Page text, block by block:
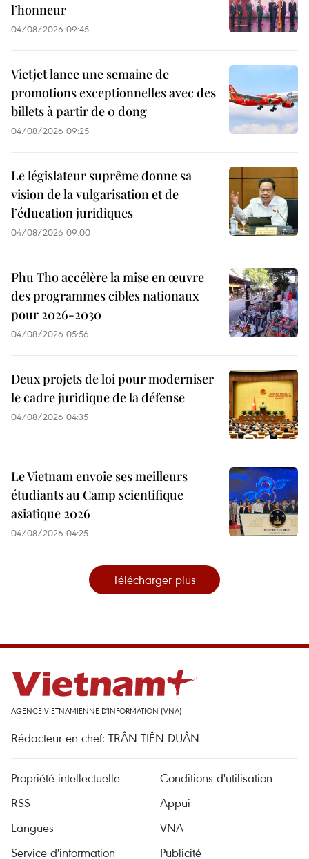
l’honneur
04/08/2026 09:45
Vietjet lance une semaine de
promotions exceptionnelles avec des
billets à partir de 0 dong
04/08/2026 09:25
Le législateur suprême donne sa
vision de la vulgarisation et de
l’éducation juridiques
04/08/2026 09:00
Phu Tho accélère la mise en œuvre
des programmes cibles nationaux
pour 2026-2030
04/08/2026 05:56
Deux projets de loi pour moderniser
le cadre juridique de la défense
04/08/2026 04:35
Le Vietnam envoie ses meilleurs
étudiants au Camp scientifique
asiatique 2026
04/08/2026 04:25
Télécharger plus
AGENCE VIETNAMIENNE D'INFORMATION (VNA)
Rédacteur en chef: TRÂN TIÊN DUÂN
Propriété intellectuelle
Conditions d'utilisation
RSS
Appui
Langues
VNA
Service d'information
Publicité